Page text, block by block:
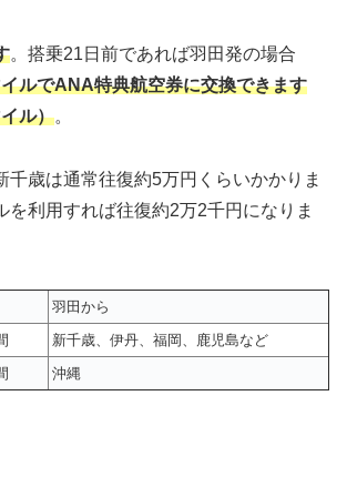
。搭乗21日前であれば羽田発の場合
ルでANA特典航空券に交換できます
ル）。
千歳は通常往復約5万円くらいかかりま
を利用すれば往復約2万2千円になりま
羽田から
新千歳、伊丹、福岡、鹿児島など
沖縄